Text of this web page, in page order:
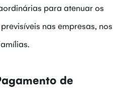
para atenuar os
nas empresas, nos
de